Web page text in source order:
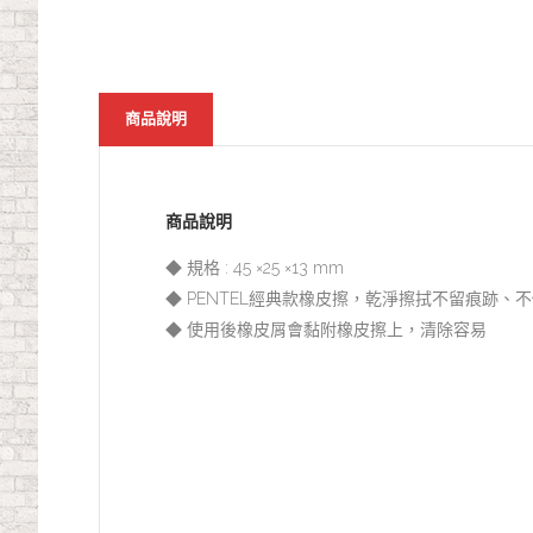
商品說明
商品說明
◆ 規格 : 45 ×25 ×13 mm
◆ PENTEL經典款橡皮擦，乾淨擦拭不留痕跡、
◆ 使用後橡皮屑會黏附橡皮擦上，清除容易